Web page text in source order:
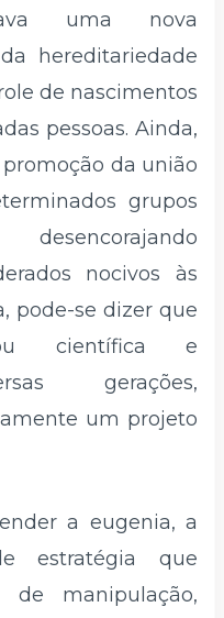
uma nova
hereditariedade
de nascimentos
pessoas. Ainda,
da união
grupos
nocivos às
pode-se dizer que
científica e
gerações,
um projeto
a eugenia, a
estratégia que
de manipulação,